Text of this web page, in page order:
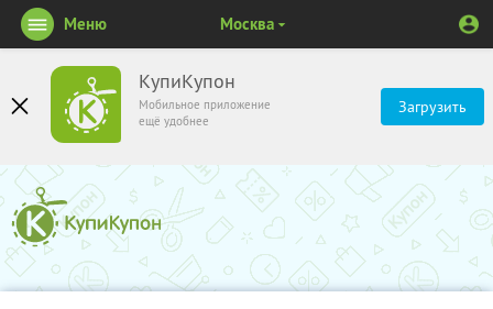
КупиКупон
Мобильное приложение
ещё удобнее
Загрузить
Меню Москва